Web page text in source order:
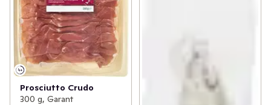
Prosciutto Crudo
300 g, Garant